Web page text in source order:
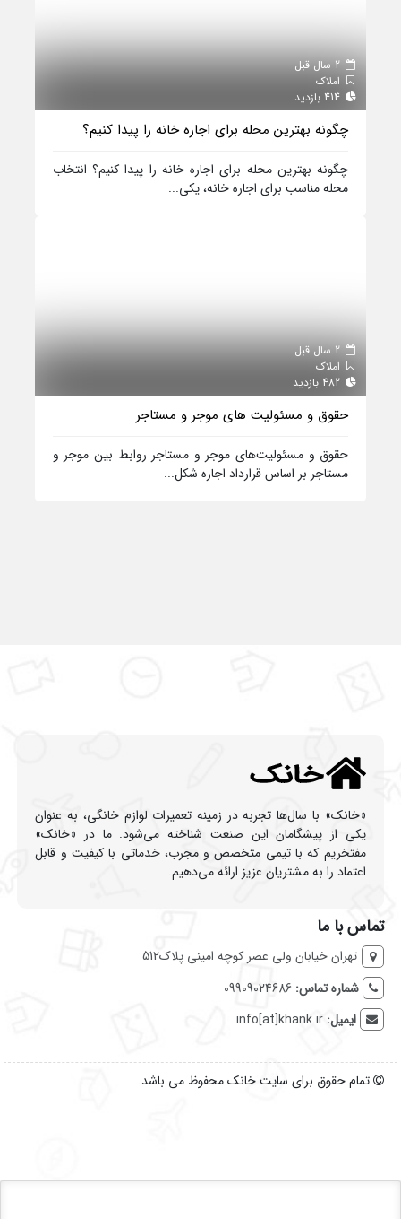
املاک
چگونه بهترین محله برای اجاره خانه را پیدا کنیم؟
چگونه بهترین محله برای اجاره خانه را پیدا کنیم؟ انتخاب
محله مناسب برای اجاره خانه، یکی...
املاک
حقوق و مسئولیت‌ های موجر و مستاجر
حقوق و مسئولیت‌های موجر و مستاجر روابط بین موجر و
مستاجر بر اساس قرارداد اجاره شکل...
«خانک» با سال‌ها تجربه در زمینه تعمیرات لوازم خانگی، به عنوان
یکی از پیشگامان این صنعت شناخته می‌شود. ما در «خانک»
مفتخریم که با تیمی متخصص و مجرب، خدماتی با کیفیت و قابل
اعتماد را به مشتریان عزیز ارائه می‌دهیم.
تماس با ما
تهران خیابان ولی عصر کوچه امینی پلاک512
شماره تماس: 09909024686
ایمیل:info[at]khank.ir
تمام حقوق برای سایت خانک محفوظ می باشد.